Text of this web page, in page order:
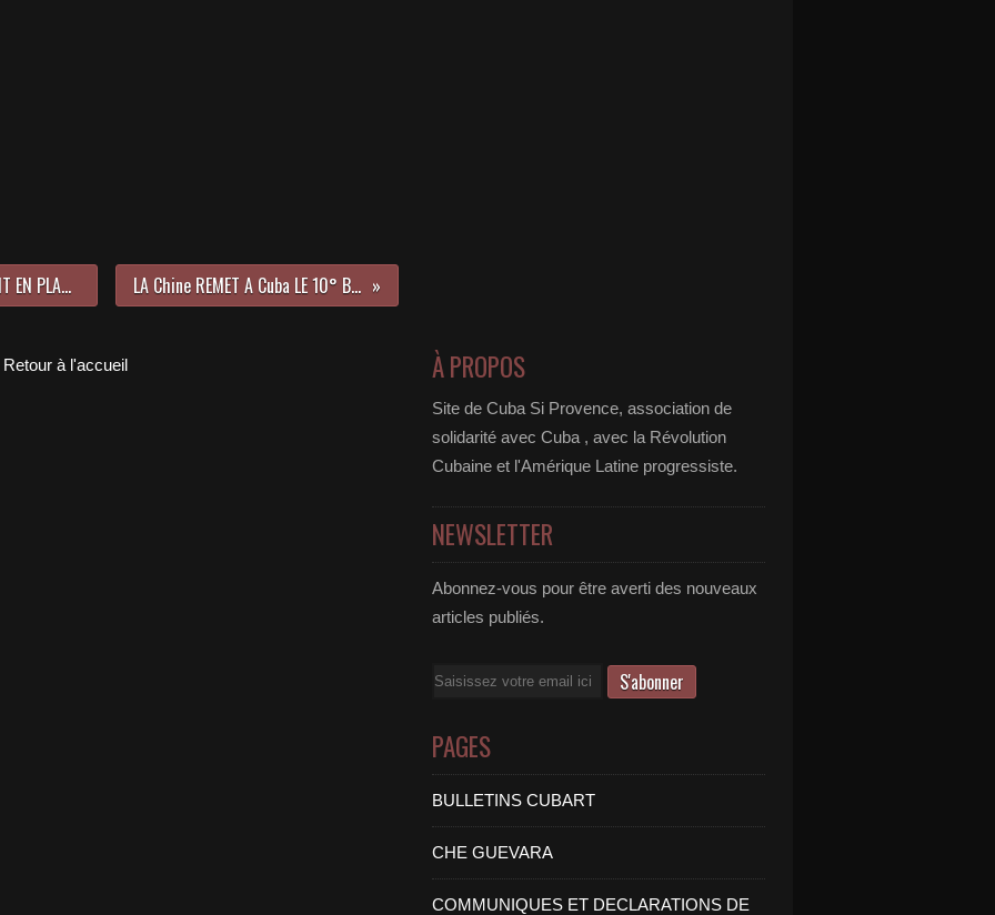
Venezuela: LES AUTORITES METTENT EN PLACE DES PLANS FACE AU SABOTAGE TENTE PAR LA DROITE LA Chine REMET A Cuba LE 10° BATEAU CEREALIER CONSTRUIT A Shanghaï
Retour à l'accueil À PROPOS
Site de Cuba Si Provence, association de
solidarité avec Cuba , avec la Révolution
Cubaine et l'Amérique Latine progressiste.
NEWSLETTER
Abonnez-vous pour être averti des nouveaux
articles publiés.
Email
PAGES
BULLETINS CUBART
CHE GUEVARA
COMMUNIQUES ET DECLARATIONS DE